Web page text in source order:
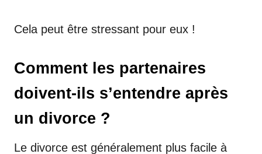
Cela peut être stressant pour eux !
Comment les partenaires
doivent-ils s’entendre après
un divorce ?
Le divorce est généralement plus facile à